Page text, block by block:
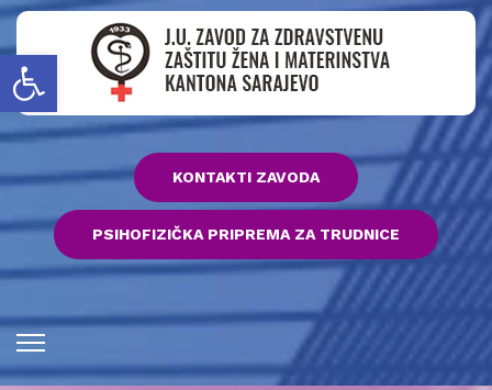
Open toolbar
KONTAKTI ZAVODA
PSIHOFIZIČKA PRIPREMA ZA TRUDNICE